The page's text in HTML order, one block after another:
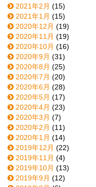
2021年2月 (15)
2021年1月 (15)
2020年12月 (19)
2020年11月 (19)
2020年10月 (16)
2020年9月 (31)
2020年8月 (25)
2020年7月 (20)
2020年6月 (28)
2020年5月 (17)
2020年4月 (23)
2020年3月 (7)
2020年2月 (11)
2020年1月 (14)
2019年12月 (22)
2019年11月 (4)
2019年10月 (13)
2019年9月 (12)